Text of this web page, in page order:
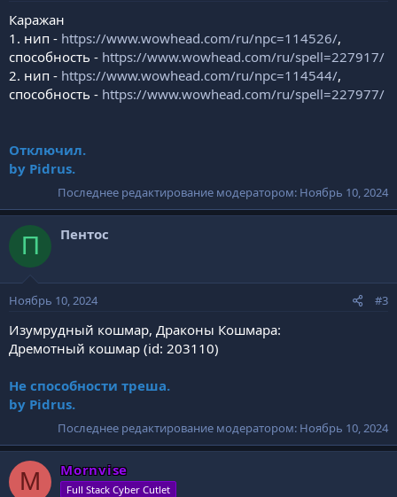
Каражан
1. нип - https://www.wowhead.com/ru/npc=114526/,
способность - https://www.wowhead.com/ru/spell=227917/
2. нип - https://www.wowhead.com/ru/npc=114544/,
способность - https://www.wowhead.com/ru/spell=227977/
Отключил.
by Pidrus.
Последнее редактирование модератором: Ноябрь 10, 2024
П Пентос
Ноябрь 10, 2024 #3
Изумрудный кошмар, Драконы Кошмара:
Дремотный кошмар (id: 203110)
Не способности треша.
by Pidrus.
Последнее редактирование модератором: Ноябрь 10, 2024
M Mornvise
Full Stack Cyber Cutlet